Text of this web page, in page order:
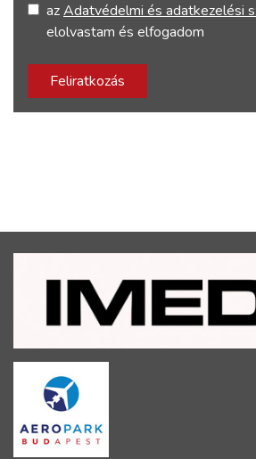
azAdatvédelmi és adatkezelési
elolvastam és elfogadom
Feliratkozás